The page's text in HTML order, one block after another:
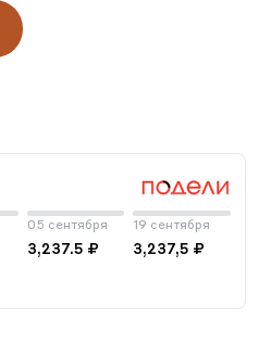
05 сентября
3,237.5 ₽
19 сентября
3,237,5 ₽